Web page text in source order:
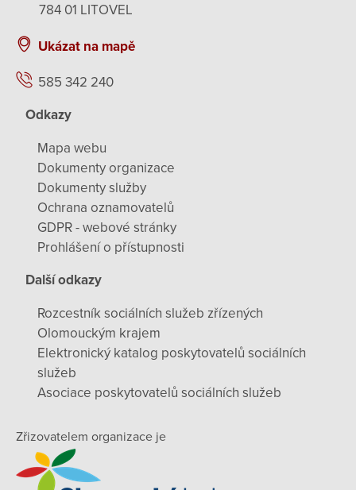
784 01 LITOVEL
Ukázat na mapě
585 342 240
Odkazy
Mapa webu
Dokumenty organizace
Dokumenty služby
Ochrana oznamovatelů
GDPR - webové stránky
Prohlášení o přístupnosti
Další odkazy
Rozcestník sociálních služeb zřízených
Olomouckým krajem
Elektronický katalog poskytovatelů sociálních
služeb
Asociace poskytovatelů sociálních služeb
Zřizovatelem organizace je